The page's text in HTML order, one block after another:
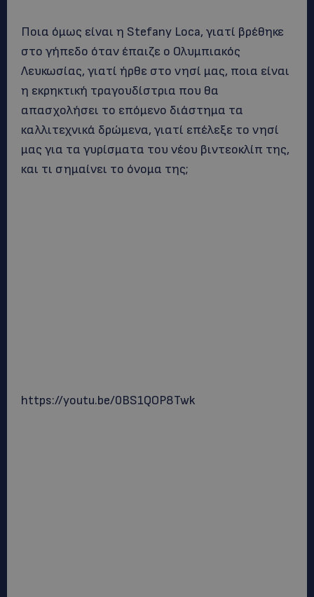
Ποια όμως είναι η Stefany Loca, γιατί βρέθηκε
στο γήπεδο όταν έπαιζε ο Ολυμπιακός
Λευκωσίας, γιατί ήρθε στο νησί μας, ποια είναι
η εκρηκτική τραγουδίστρια που θα
απασχολήσει το επόμενο διάστημα τα
καλλιτεχνικά δρώμενα, γιατί επέλεξε το νησί
μας για τα γυρίσματα του νέου βιντεοκλίπ της,
και τι σημαίνει το όνομα της;
https://youtu.be/0BS1QOP8Twk